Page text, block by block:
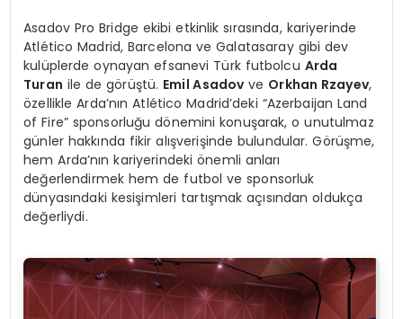
Asadov Pro Bridge ekibi etkinlik sırasında, kariyerinde
Atlético Madrid, Barcelona ve Galatasaray gibi dev
kulüplerde oynayan efsanevi Türk futbolcu Arda
Turan ile de görüştü. Emil Asadov ve Orkhan Rzayev,
özellikle Arda’nın Atlético Madrid’deki “Azerbaijan Land
of Fire” sponsorluğu dönemini konuşarak, o unutulmaz
günler hakkında fikir alışverişinde bulundular. Görüşme,
hem Arda’nın kariyerindeki önemli anları
değerlendirmek hem de futbol ve sponsorluk
dünyasındaki kesişimleri tartışmak açısından oldukça
değerliydi.